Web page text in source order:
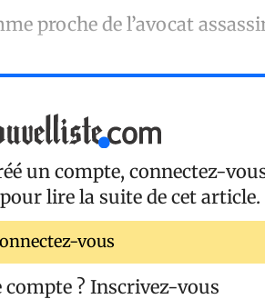
proche de l’avocat
un compte, connectez-
pour lire la suite de cet article.
vous
compte ? Inscrivez-vous